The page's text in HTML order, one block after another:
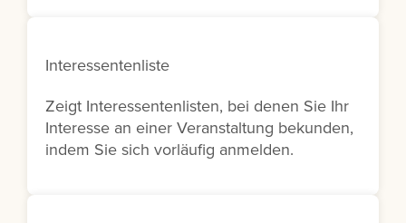
Interessentenliste
Zeigt Interessentenlisten, bei denen Sie Ihr
Interesse an einer Veranstaltung bekunden,
indem Sie sich vorläufig anmelden.